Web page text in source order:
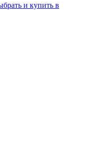
и купить в